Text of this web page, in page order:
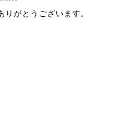
りがとうございます。